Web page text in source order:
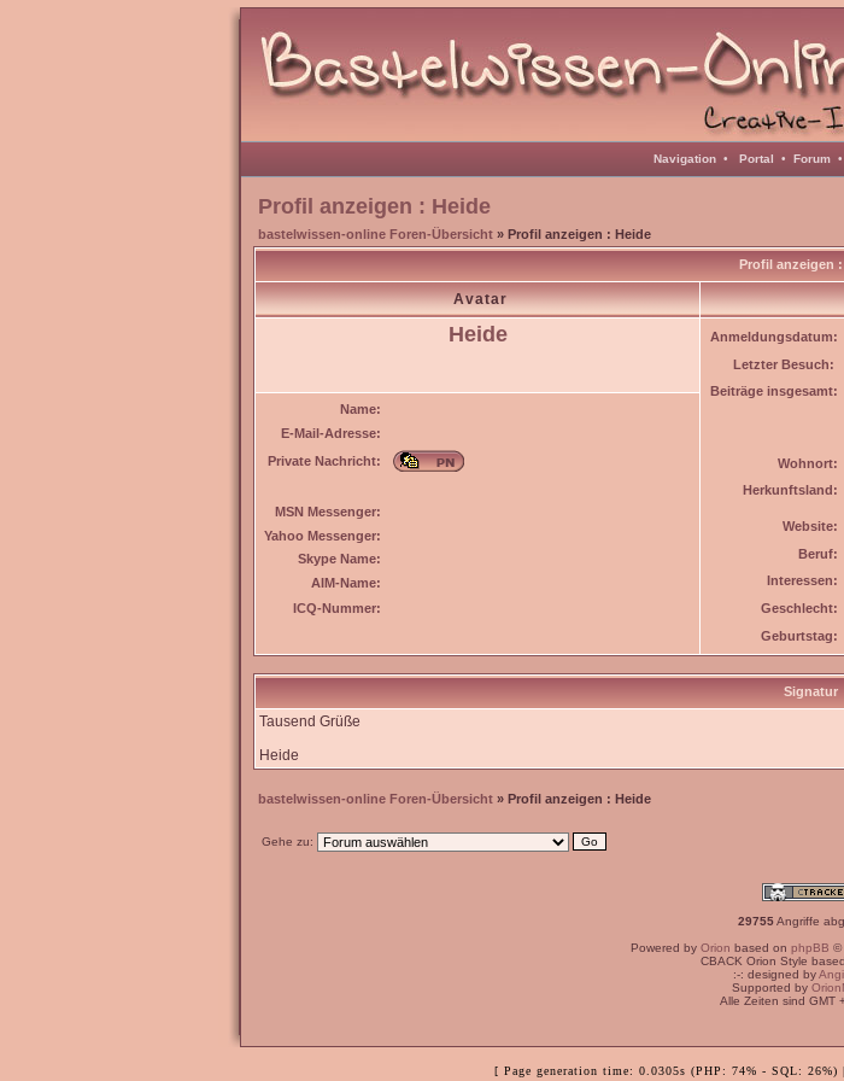
Navigation • Portal • Forum •
Profil anzeigen : Heide
bastelwissen-online Foren-Übersicht » Profil anzeigen : Heide
Profil anzeigen :
Avatar
Heide Anmeldungsdatum:
Letzter Besuch:
Beiträge insgesamt:
Wohnort:
Herkunftsland:
Website:
Beruf:
Interessen:
Geschlecht:
Geburtstag:
Name:
E-Mail-Adresse:
Private Nachricht:
MSN Messenger:
Yahoo Messenger:
Skype Name:
AIM-Name:
ICQ-Nummer:
Signatur
Tausend Grüße
Heide
bastelwissen-online Foren-Übersicht » Profil anzeigen : Heide
Gehe zu:
29755Angriffe
Powered by Orion based on phpBB ©
CBACK Orion Style
:-: designed by
Supported by
Alle Zeiten sind GMT
[ Page generation time: 0.0305s (PHP: 74% - SQL: